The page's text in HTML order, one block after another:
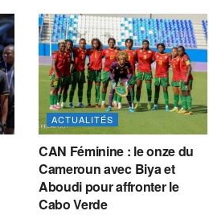
ACTUALITÉS
CAN Féminine : le onze du
Cameroun avec Biya et
Aboudi pour affronter le
Cabo Verde